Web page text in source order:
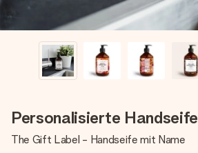
Personalisierte Handseife
The Gift Label - Handseife mit Name